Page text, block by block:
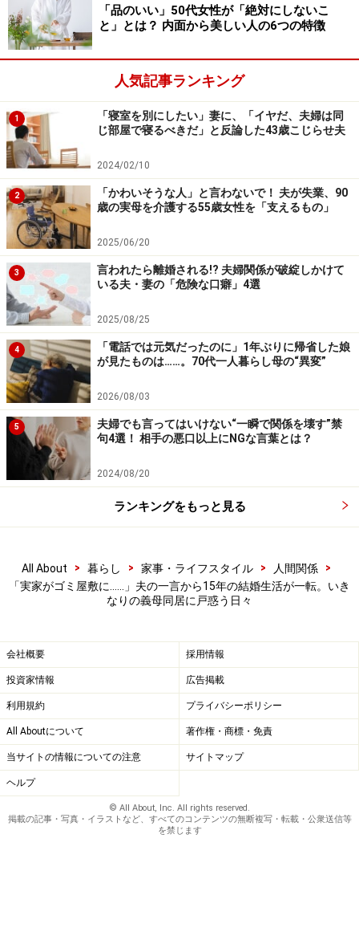
だが、夫が久しぶりに行ってみると家は汚れ、母は元気
ではあったがどこか受け答えもトンチンカンなところが
あった。夫が母を病院に連れていくと、軽度認知障害だ
ということだった。
「一人暮らしは難しい。引き取りたい」と夫は言った。
「嫌だとは言えなかった。これまでの15年間と違う生活
が始まるとは思ったけど、想定を超えることも多く、さ
すがにちょっと厳しいなと思うようになってきました」
素直ではない義母
「病院に通って治療を受けていたんですが、ある日突
然、もう行かないと言い出した。私はどこも悪くない
と。話をしていて通じないことが出てきても、『あなた
がおかしい』と言うんですよね。自分が物忘れしても人
のせいにする。そういえば、昔から夫が『うちのおふく
ろは人の言うことをいっさい聞かない。素直じゃないか
らどんどん意固地になっていく』と聞いたことがあるん
ですよね。まさにそういう感じでした」
子のように言いたいことを言える関係にもない。15年の
いに自分の親のケアは自分でできる限りしようと決めて
いたからだ。
夫を亡くして、数年前から姉妹で生活しています。叔母
には子どもが四人いて、二人が近所で家庭を持っている
ので、人手もある。70代の姉妹は楽しくやっているみた
い」
夫の方は、本当に母が一人きりになってしまったので、
サエさんも手助けできるならと同居に踏み切ったのだ
が、実際の生活は大変だ。
「品のいい」50代女性が「絶対にしないこ
と」とは？ 内面から美しい人の6つの特徴
人気記事ランキング
1
「寝室を別にしたい」妻に、「イヤだ、夫婦は同
じ部屋で寝るべきだ」と反論した43歳こじらせ夫
2024/02/10
2
「かわいそうな人」と言わないで！ 夫が失業、90
歳の実母を介護する55歳女性を「支えるもの」
2025/06/20
3
言われたら離婚される!? 夫婦関係が破綻しかけて
いる夫・妻の「危険な口癖」4選
2025/08/25
4
「電話では元気だったのに」1年ぶりに帰省した娘
が見たものは……。70代一人暮らし母の“異変”
2026/08/03
5
夫婦でも言ってはいけない“一瞬で関係を壊す”禁
句4選！ 相手の悪口以上にNGな言葉とは？
2024/08/20
ランキングをもっと見る
All About > 暮らし > 家事・ライフスタイル > 人間関係
>
「実家がゴミ屋敷に……」夫の一言から15年の結婚生活が一転。いき
なりの義母同居に戸惑う日々
会社概要 採用情報
投資家情報 広告掲載
利用規約 プライバシーポリシー
All Aboutについて 著作権・商標・免責
当サイトの情報についての注意 サイトマップ
ヘルプ
© All About, Inc. All rights reserved.
掲載の記事・写真・イラストなど、すべてのコンテンツの無断複写・転載・公衆送信等
を禁じます